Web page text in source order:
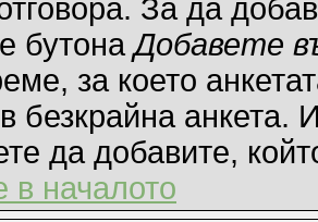
За да
бутонаДобавете
за което
безкрайна
да добавите,
в началото